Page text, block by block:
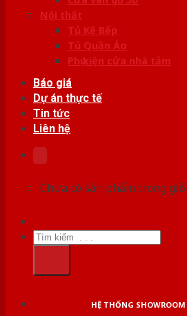
Nội thất
Tủ Kệ Bếp
Tủ Quần Áo
Phụ kiện cửa nhà tắm
Báo giá
Dự án thực tế
Tin tức
Liên hệ
Chưa có sản phẩm trong
Tìm
kiếm:
HỆ THỐNG